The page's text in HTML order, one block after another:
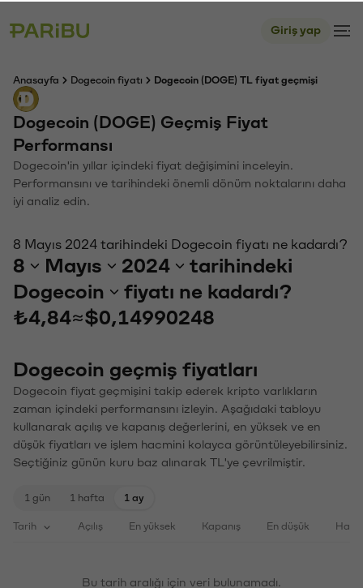
Giriş yap
Anasayfa Dogecoin fiyatı Dogecoin (DOGE) TL fiyat geçmişi
Dogecoin (DOGE) Geçmiş Fiyat
Performansı
Dogecoin'in yıllar içindeki fiyat değişimini inceleyin.
Performansını ve tarihindeki önemli dönüm noktalarını daha
iyi analiz edin.
8 Mayıs 2024 tarihindeki Dogecoin fiyatı ne kadardı?
8 Mayıs 2024
tarihindeki
Dogecoin
fiyatı ne kadardı?
₺4,84≈$0,14990248
Dogecoin geçmiş fiyatları
Dogecoin fiyat geçmişini takip ederek kripto varlıkların
zaman içindeki performansını izleyin. Aşağıdaki tabloyu
kullanarak açılış ve kapanış değerlerini, en yüksek ve en
düşük fiyatları ve işlem hacmini kolayca görüntüleyebilirsiniz.
Seçtiğiniz günün kuru baz alınarak TL'ye çevrilmiştir.
1 gün 1 hafta 1 ay
Tarih Açılış En yüksek Kapanış En düşük
Bu tarih aralığı için veri bulunamadı.